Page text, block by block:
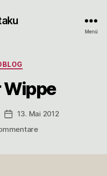
Menü
Wippe
Veröffentlichungsdatum
13. Mai 2012
zu